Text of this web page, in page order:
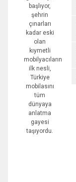
başlıyor,
şehrin
çınarları
kadar eski
olan
kıymetli
mobilyacıların
ilk nesli,
Türkiye
mobilasını
tüm
dünyaya
anlatma
gayesi
taşıyordu.